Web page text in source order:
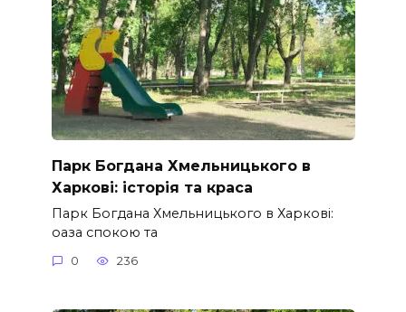
Парк Богдана Хмельницького в
Харкові: історія та краса
Парк Богдана Хмельницького в Харкові:
оаза спокою та
0 236